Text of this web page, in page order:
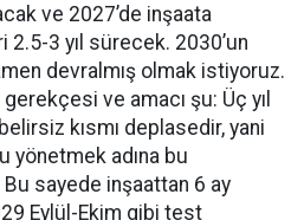
ve 2027’de inşaata
2.5-3 yıl sürecek. 2030’un
devralmış olmak istiyoruz.
gerekçesi ve amacı şu: Üç yıl
kısmı deplasedir, yani
yönetmek adına bu
sayede inşaattan 6 ay
Eylül-Ekim gibi test